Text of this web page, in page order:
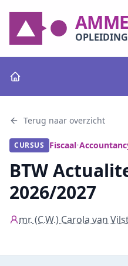
Terug naar overzicht
CURSUS Fiscaal•
BTW
2026/2027
mr. (C.W.) Carola van